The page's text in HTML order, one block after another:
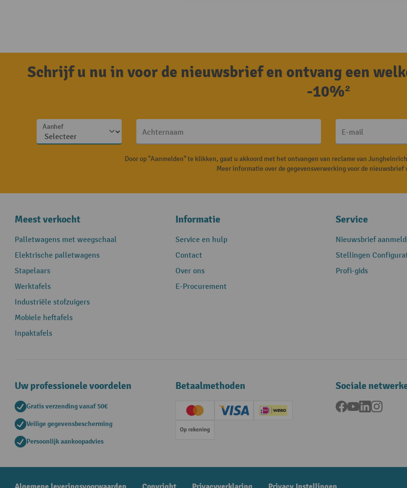
Schrijf u nu in voor de nieuwsbrief en ontvang een
-10%²
Aanhef
Achternaam E-mail
Door op "Aanmelden" te klikken, gaat u akkoord met het ontvangen van reclame van
Meer informatie over de gegevensverwerking voor de nieuwsbrief
Meest verkocht
Palletwagens met weegschaal
Elektrische palletwagens
Stapelaars
Werktafels
Industriële stofzuigers
Mobiele heftafels
Inpaktafels
Informatie
Service en hulp
Contact
Over ons
E-Procurement
Service
Nieuwsbrief
Stellingen
Profi-gids
Uw professionele voordelen
Gratis verzending vanaf 50€
Veilige gegevensbescherming
Persoonlijk aankoopadvies
Betaalmethoden
Creditcard (Master)Creditcard (Visa)iDEAL | Wero
Op rekening
Sociale
Facebook
YouTubeLinkedIn